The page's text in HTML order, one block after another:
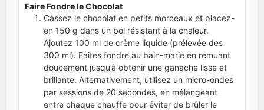
Faire Fondre le Chocolat
Cassez le chocolat en petits morceaux et placez-
en 150 g dans un bol résistant à la chaleur.
Ajoutez 100 ml de crème liquide (prélevée des
300 ml). Faites fondre au bain-marie en remuant
doucement jusqu’à obtenir une ganache lisse et
brillante. Alternativement, utilisez un micro-ondes
par sessions de 20 secondes, en mélangeant
entre chaque chauffe pour éviter de brûler le